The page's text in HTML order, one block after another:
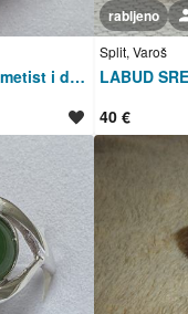
Zlatni prsten 585 Ametist i dijamanti 14kt zlato IT LABUD
Split, Varoš
rabljeno
40 €